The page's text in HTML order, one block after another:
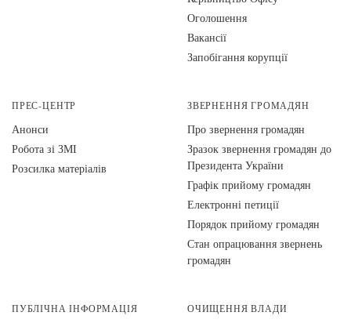
Оголошення
Вакансії
Запобігання корупції
ПРЕС-ЦЕНТР
Анонси
Робота зі ЗМІ
Розсилка матеріалів
ЗВЕРНЕННЯ ГРОМАДЯН
Про звернення громадян
Зразок звернення громадян до
Президента України
Графік прийому громадян
Електронні петиції
Порядок прийому громадян
Стан опрацювання звернень
громадян
ПУБЛІЧНА ІНФОРМАЦІЯ ОЧИЩЕННЯ ВЛАДИ